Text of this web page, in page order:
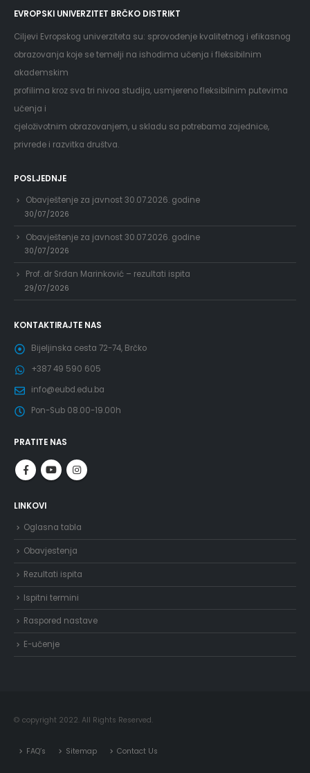
EVROPSKI UNIVERZITET BRČKO DISTRIKT
Ciljevi Evropskog univerziteta su: sprovođenje kvalitetnog i efikasnog
obrazovanja koje se temelji na ishodima učenja i fleksibilnim
akademskim
profilima kroz sva tri nivoa studija, usmjereno fleksibilnim putevima
učenja i
cjeloživotnim obrazovanjem, u skladu sa potrebama zajednice,
privrede i razvitka društva.
POSLJEDNJE
Obavještenje za javnost 30.07.2026. godine
30/07/2026
Obavještenje za javnost 30.07.2026. godine
30/07/2026
Prof. dr Srđan Marinković – rezultati ispita
29/07/2026
KONTAKTIRAJTE NAS
Bijeljinska cesta 72-74, Brčko
+387 49 590 605
info@eubd.edu.ba
Pon-Sub 08.00-19.00h
PRATITE NAS
LINKOVI
Oglasna tabla
Obavjestenja
Rezultati ispita
Ispitni termini
Raspored nastave
E-učenje
© copyright 2022. All Rights Reserved.
FAQ’s Sitemap Contact Us